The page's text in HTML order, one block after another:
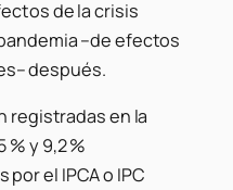
de la crisis
–de efectos
después.
registradas en la
% y 9,2 %
el IPCA o IPC